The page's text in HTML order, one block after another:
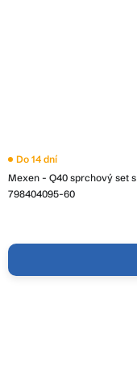
Mexen - Q40 sprchový set
798404095-60
Do 14 dní